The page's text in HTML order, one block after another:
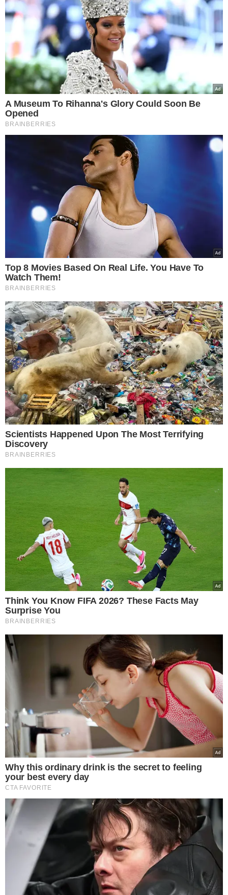
Data: 16/05, quarta
Horário: 16h
Local: Escola Municipal Monsenhor Mateus Rufino
Data: 17/05, quinta
Horário: 10h20
Local: Liceu Piauiense
Data: 18/05, sexta
Horário: 10h
Local: CETI Darcy Araújo
Data: 18/05, sexta
Horário: 16h
Local: Escola Municipal Ubiracy Carvalho
Local: Avenida Maranhão (Troca-Troca)
Data: 18/05, sexta
Horário: 6h às 9h
Local: Semáforo da Miguel Rosa com Avenida Higino
Cunha, semáforo da Chesf.
Feirão Digital
Data: 19/05
Horário: 9h às 15h
Local: Comercial Carvalho (Kennedy, Joaquim Nelson,
Tancredo Neves, Tabuleta)
TÓPICOS
SEJA DIGITAL DESLIGAMENTO SINAL ANALÓGICO
VEJA TAMBÉM
CONFIRA OS DETALHES
Receita paga 4º lote de
declarou em atraso ou
saiu da malha fina
VEJA MAIS NOTÍCIAS